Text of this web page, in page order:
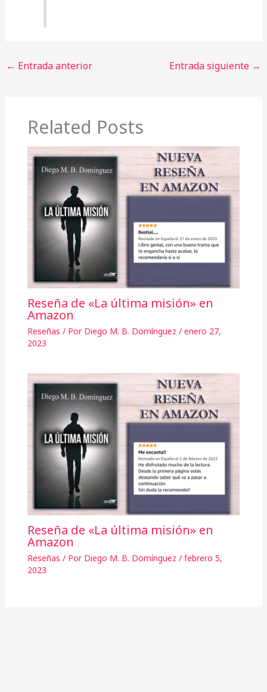
← Entrada anterior Entrada siguiente →
Related Posts
Reseña de «La última misión» en
Amazon
Reseñas / Por Diego M. B. Domínguez / enero 27,
2023
Reseña de «La última misión» en
Amazon
Reseñas / Por Diego M. B. Domínguez / febrero 5,
2023